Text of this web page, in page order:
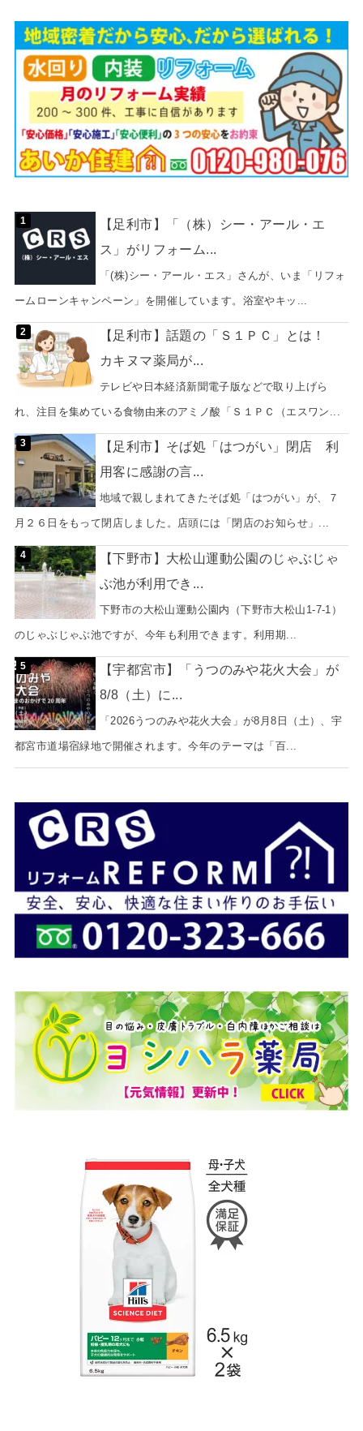
【足利市】「（株）シー・アール・エ
ス」がリフォーム...
「(株)シー・アール・エス」さんが、いま「リフォ
ームローンキャンペーン」を開催しています。浴室やキッ...
【足利市】話題の「Ｓ１ＰＣ」とは！
カキヌマ薬局が...
テレビや日本経済新聞電子版などで取り上げら
れ、注目を集めている食物由来のアミノ酸「Ｓ１ＰＣ（エスワン...
【足利市】そば処「はつがい」閉店 利
用客に感謝の言...
地域で親しまれてきたそば処「はつがい」が、７
月２６日をもって閉店しました。店頭には「閉店のお知らせ」...
【下野市】大松山運動公園のじゃぶじゃ
ぶ池が利用でき...
下野市の大松山運動公園内（下野市大松山1-7-1）
のじゃぶじゃぶ池ですが、今年も利用できます。利用期...
【宇都宮市】「うつのみや花火大会」が
8/8（土）に...
「2026うつのみや花火大会」が8月8日（土）、宇
都宮市道場宿緑地で開催されます。今年のテーマは「百...